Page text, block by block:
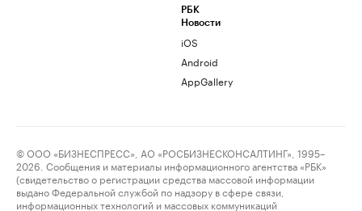
РБК
Новости
iOS
Android
AppGallery
© ООО «БИЗНЕСПРЕСС», АО «РОСБИЗНЕСКОНСАЛТИНГ», 1995–
2026. Сообщения и материалы информационного агентства «РБК»
(свидетельство о регистрации средства массовой информации
выдано Федеральной службой по надзору в сфере связи,
информационных технологий и массовых коммуникаций